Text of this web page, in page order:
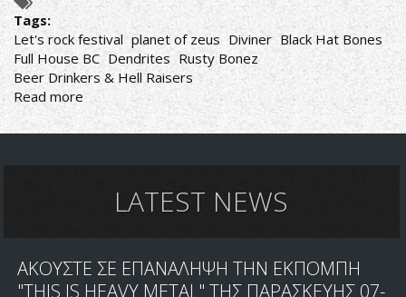
Tags:
Let's rock festival planet of zeus Diviner Black Hat Bones
Full House BC Dendrites Rusty Bonez
Beer Drinkers & Hell Raisers
Read more about
LET'S
ROCK
LATEST NEWS
ΑΚΟΥΣΤΕ ΣΕ ΕΠΑΝΑΛΗΨΗ ΤΗΝ ΕΚΠΟΜΠΗ
"THIS IS HEAVY METAL" ΤΗΣ ΠΑΡΑΣΚΕΥΗΣ 07-